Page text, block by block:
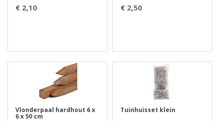
€ 2,10 € 2,50
Vlonderpaal hardhout 6 x
6 x 50 cm
Tuinhuisset klein